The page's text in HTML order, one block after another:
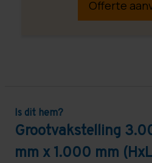
Offerte
Is dit hem?
Grootvakstelling
mm x 1.000 mm